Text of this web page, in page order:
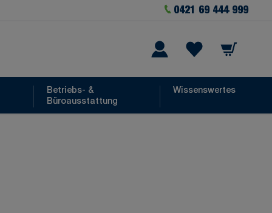
0421 69 444 999
Warenkorb
Betriebs- &
Büroausstattung
Wissenswertes